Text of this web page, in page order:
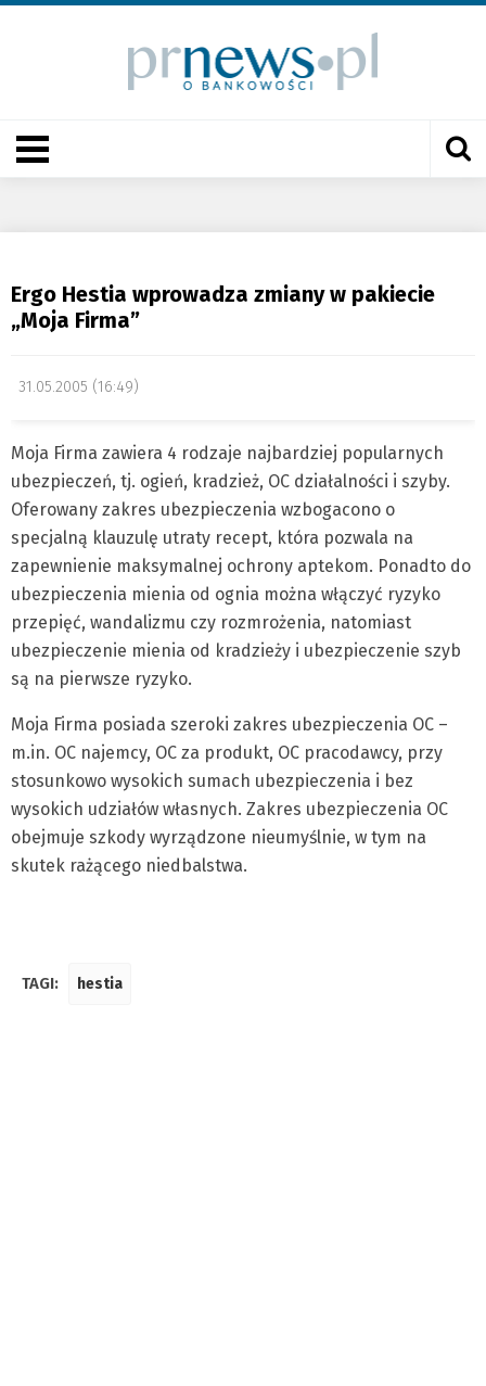
Ergo Hestia wprowadza zmiany w pakiecie
„Moja Firma”
31.05.2005 (16:49)
Moja Firma zawiera 4 rodzaje najbardziej popularnych
ubezpieczeń, tj. ogień, kradzież, OC działalności i szyby.
Oferowany zakres ubezpieczenia wzbogacono o
specjalną klauzulę utraty recept, która pozwala na
zapewnienie maksymalnej ochrony aptekom. Ponadto do
ubezpieczenia mienia od ognia można włączyć ryzyko
przepięć, wandalizmu czy rozmrożenia, natomiast
ubezpieczenie mienia od kradzieży i ubezpieczenie szyb
są na pierwsze ryzyko.
Moja Firma posiada szeroki zakres ubezpieczenia OC –
m.in. OC najemcy, OC za produkt, OC pracodawcy, przy
stosunkowo wysokich sumach ubezpieczenia i bez
wysokich udziałów własnych. Zakres ubezpieczenia OC
obejmuje szkody wyrządzone nieumyślnie, w tym na
skutek rażącego niedbalstwa.
TAGI: hestia